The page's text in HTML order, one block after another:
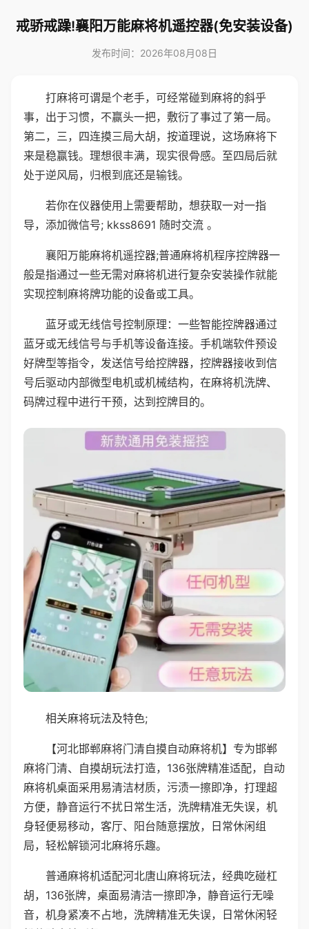
戒骄戒躁!襄阳万能麻将机遥控器(免安装设备)
发布时间：2026年08月08日
打麻将可谓是个老手，可经常碰到麻将的斜乎
事，出于习惯，不赢头一把，敷衍了事过了第一局。
第二，三，四连摸三局大胡，按道理说，这场麻将下
来是稳赢钱。理想很丰满，现实很骨感。至四局后就
处于逆风局，归根到底还是输钱。
若你在仪器使用上需要帮助，想获取一对一指
导，添加微信号; kkss8691 随时交流 。
襄阳万能麻将机遥控器;普通麻将机程序控牌器一
般是指通过一些无需对麻将机进行复杂安装操作就能
实现控制麻将牌功能的设备或工具。
蓝牙或无线信号控制原理：一些智能控牌器通过
蓝牙或无线信号与手机等设备连接。手机端软件预设
好牌型等指令，发送信号给控牌器，控牌器接收到信
号后驱动内部微型电机或机械结构，在麻将机洗牌、
码牌过程中进行干预，达到控牌目的。
相关麻将玩法及特色;
【河北邯郸麻将门清自摸自动麻将机】专为邯郸
麻将门清、自摸胡玩法打造，136张牌精准适配，自动
麻将机桌面采用易清洁材质，污渍一擦即净，打理超
方便，静音运行不扰日常生活，洗牌精准无失误，机
身轻便易移动，客厅、阳台随意摆放，日常休闲组
局，轻松解锁河北麻将乐趣。
普通麻将机适配河北唐山麻将玩法，经典吃碰杠
胡，136张牌，桌面易清洁一擦即净，静音运行无噪
音，机身紧凑不占地，洗牌精准无失误，日常休闲轻